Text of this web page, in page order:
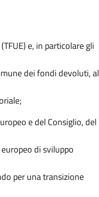
e, in particolare gli
dei fondi devoluti, al
e del Consiglio, del
di sviluppo
per una transizione